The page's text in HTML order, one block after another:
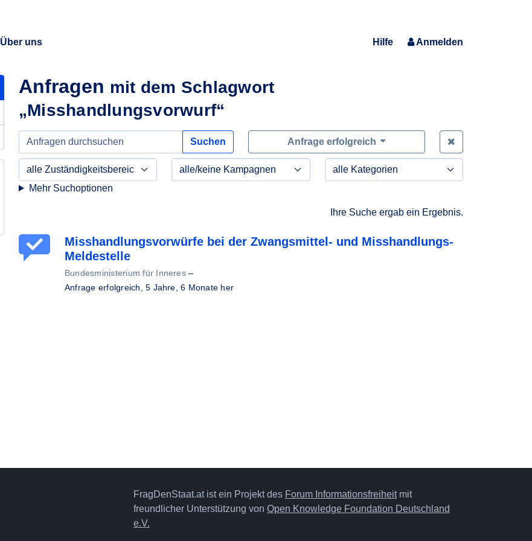
Über uns Hilfe Anmelden
Anfragen mit dem Schlagwort
„Misshandlungsvorwurf“
Suchen Anfrage erfolgreich
Mehr Suchoptionen
Ihre Suche ergab ein Ergebnis.
Misshandlungsvorwürfe bei der Zwangsmittel- und Misshandlungs-
Meldestelle
Bundesministerium für Inneres–
Anfrage erfolgreich,5 Jahre, 6 Monate her
FragDenStaat.at ist ein Projekt des Forum Informationsfreiheitmit
freundlicher Unterstützung von Open Knowledge Foundation Deutschland
e.V.